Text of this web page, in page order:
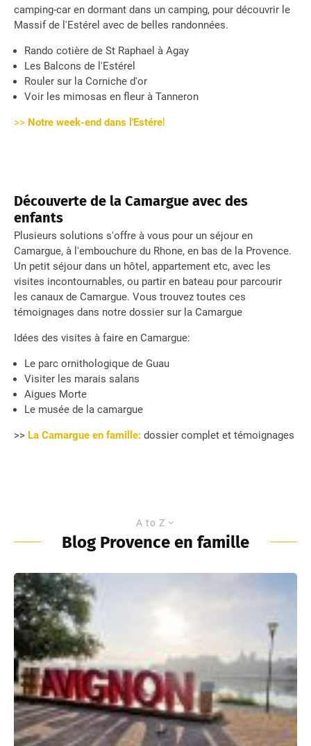
camping-car en dormant dans un camping, pour découvrir le
Massif de l'Estérel avec de belles randonnées.
Rando cotière de St Raphael à Agay
Les Balcons de l'Estérel
Rouler sur la Corniche d'or
Voir les mimosas en fleur à Tanneron
>> Notre week-end dans l'Estére
Découverte de la Camargue avec des
enfants
Plusieurs solutions s'offre à vous pour un séjour en
Camargue, à l'embouchure du Rhone, en bas de la Provence.
Un petit séjour dans un hôtel, appartement etc, avec les
visites incontournables, ou partir en bateau pour parcourir
les canaux de Camargue. Vous trouvez toutes ces
témoignages dans notre dossier sur la Camargue
Idées des visites à faire en Camargue:
Le parc ornithologique de Guau
Visiter les marais salans
Aigues Morte
Le musée de la camargue
>> La Camargue en famille: dossier complet et témoignages
A to Z
Blog Provence en famille